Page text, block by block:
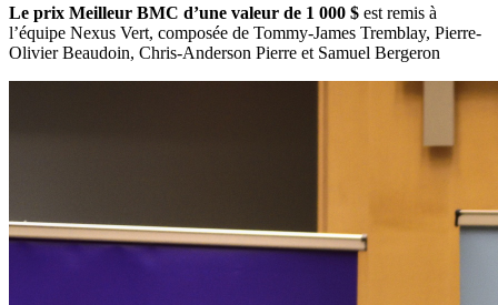
Le prix Meilleur BMC d’une valeur de 1 000 $ est remis à
l’équipe Nexus Vert, composée de Tommy-James Tremblay, Pierre-
Olivier Beaudoin, Chris-Anderson Pierre et Samuel Bergeron